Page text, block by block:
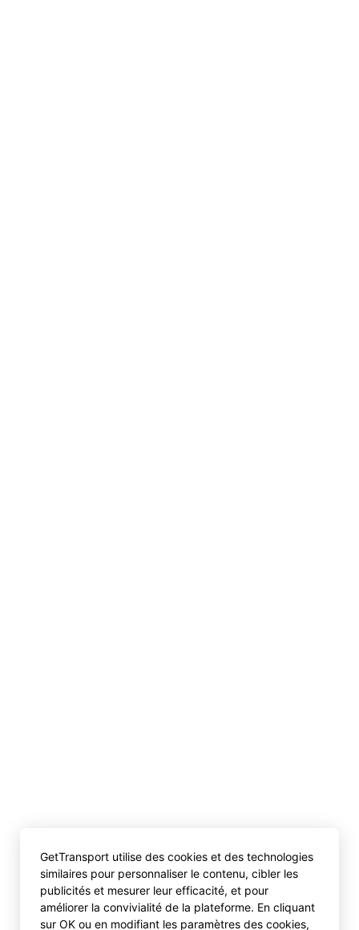
GetTransport utilise des cookies et des technologies
similaires pour personnaliser le contenu, cibler les
publicités et mesurer leur efficacité, et pour
améliorer la convivialité de la plateforme. En cliquant
sur OK ou en modifiant les paramètres des cookies,